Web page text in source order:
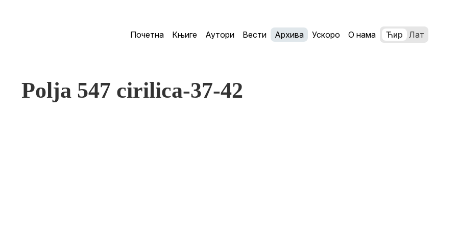
Почетна Књиге Аутори Вести Архива Ускоро О нама Ћир Лат
Polja 547 cirilica-37-42